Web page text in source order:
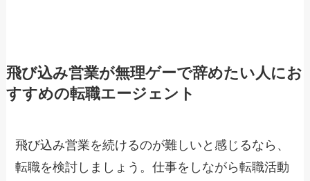
飛び込み営業が無理ゲーで辞めたい人にお
すすめの転職エージェント
飛び込み営業を続けるのが難しいと感じるなら、
転職を検討しましょう。仕事をしながら転職活動